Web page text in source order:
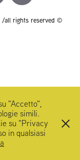
/all rights reserved ©
"Accetto",
simili.
su "Privacy
in qualsiasi